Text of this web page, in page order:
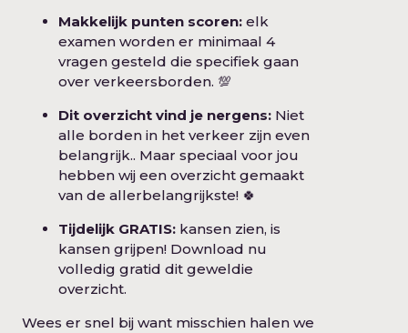
Makkelijk punten scoren: elk
examen worden er minimaal 4
vragen gesteld die specifiek gaan
over verkeersborden. 💯
Dit overzicht vind je nergens: Niet
alle borden in het verkeer zijn even
belangrijk.. Maar speciaal voor jou
hebben wij een overzicht gemaakt
van de allerbelangrijkste! 🍀
Tijdelijk GRATIS: kansen zien, is
kansen grijpen! Download nu
volledig gratid dit geweldie
overzicht.
Wees er snel bij want misschien halen we